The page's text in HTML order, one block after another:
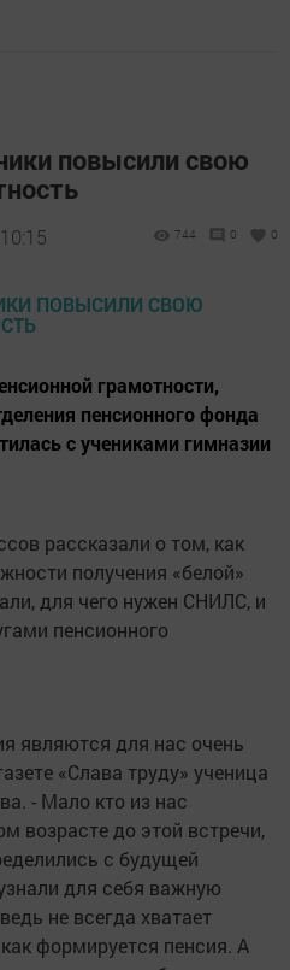
повысили свою
744 0 0
грамотности,
пенсионного фонда
с учениками гимназии
рассказали о том, как
получения «белой»
для чего нужен СНИЛС, и
пенсионного
являются для нас очень
«Слава труду» ученица
- Мало кто из нас
возрасте до этой встречи,
с будущей
для себя важную
не всегда хватает
формируется пенсия. А